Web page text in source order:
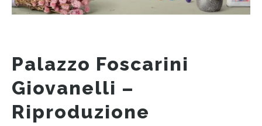
Palazzo Foscarini
Giovanelli –
Riproduzione